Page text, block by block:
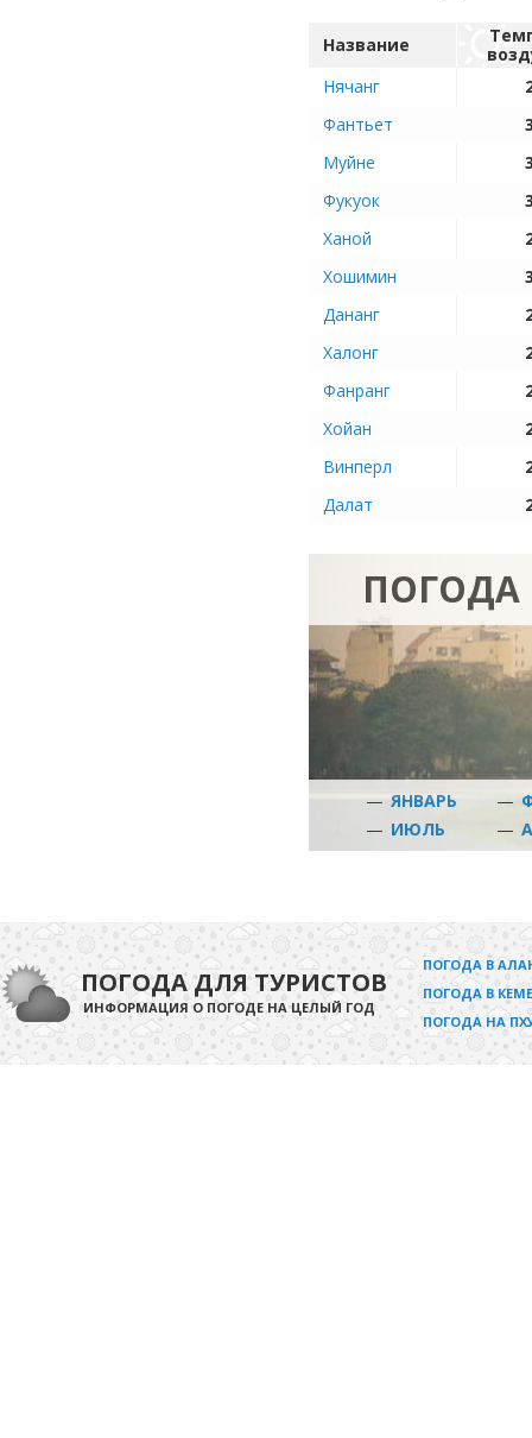
Название
Нячанг
Фантьет
Муйне
Фукуок
Ханой
Хошимин
Дананг
Халонг
Фанранг
Хойан
Винперл
Далат
ПОГОДА
— ЯНВАРЬ —
— ИЮЛЬ —
ПОГОДА ДЛЯ ТУРИСТОВ
ИНФОРМАЦИЯ О ПОГОДЕ НА ЦЕЛЫЙ ГОД
ПОГОДА В
ПОГОДА В
ПОГОДА НА